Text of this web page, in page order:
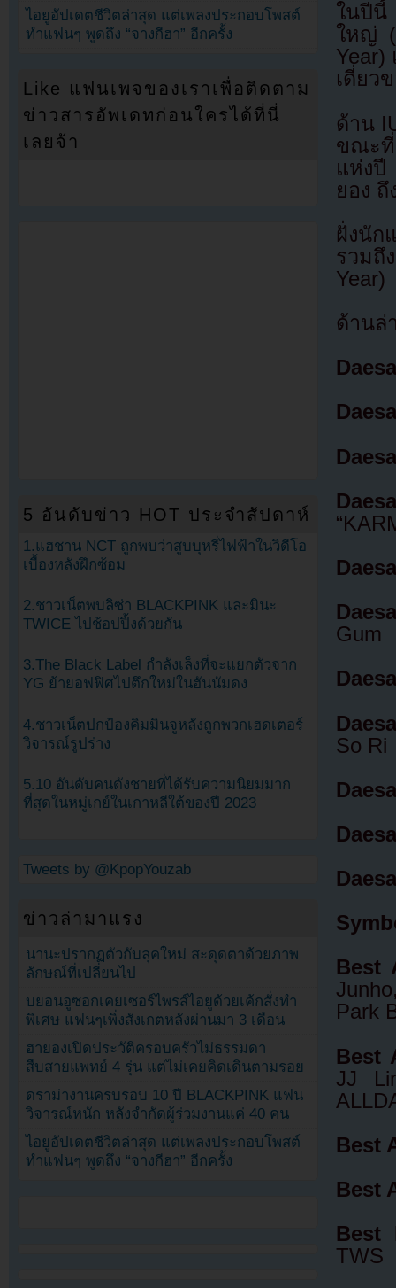
ในปีนี้
ใหญ่
Year)
เดี่ยว
ด้าน
ขณะที่
แห่งปี
ยอง ถึ
ฝั่งนัก
รวมถึ
Year)
ด้านล่
Gum
So Ri
Best
Park
Best
JJ
Best
Best
Best
TWS
ไอยูอัปเดตชีวิตล่าสุด แต่เพลงประกอบโพสต์
ทำแฟนๆ พูดถึง “จางกีฮา” อีกครั้ง
Like แฟนเพจของเราเพื่อติดตาม
ข่าวสารอัพเดทก่อนใครได้ที่นี่
เลยจ้า
5 อันดับข่าว HOT ประจำสัปดาห์
1.แฮชาน NCT ถูกพบว่าสูบบุหรี่ไฟฟ้าในวิดีโอ
เบื้องหลังฝึกซ้อม
2.ชาวเน็ตพบลิซ่า BLACKPINK และมินะ
TWICE ไปช้อปปิ้งด้วยกัน
3.The Black Label กำลังเล็งที่จะแยกตัวจาก
YG ย้ายอฟฟิศไปตึกใหม่ในฮันนัมดง
4.ชาวเน็ตปกป้องคิมมินจูหลังถูกพวกเฮดเตอร์
วิจารณ์รูปร่าง
5.10 อันดับคนดังชายที่ได้รับความนิยมมาก
ที่สุดในหมู่เกย์ในเกาหลีใต้ของปี 2023
Tweets by @KpopYouzab
ข่าวล่ามาแรง
นานะปรากฏตัวกับลุคใหม่ สะดุดตาด้วยภาพ
ลักษณ์ที่เปลี่ยนไป
บยอนอูซอกเคยเซอร์ไพรส์ไอยูด้วยเค้กสั่งทำ
พิเศษ แฟนๆเพิ่งสังเกตหลังผ่านมา 3 เดือน
ฮายองเปิดประวัติครอบครัวไม่ธรรมดา
สืบสายแพทย์ 4 รุ่น แต่ไม่เคยคิดเดินตามรอย
ดราม่างานครบรอบ 10 ปี BLACKPINK แฟน
วิจารณ์หนัก หลังจำกัดผู้ร่วมงานแค่ 40 คน
ไอยูอัปเดตชีวิตล่าสุด แต่เพลงประกอบโพสต์
ทำแฟนๆ พูดถึง “จางกีฮา” อีกครั้ง